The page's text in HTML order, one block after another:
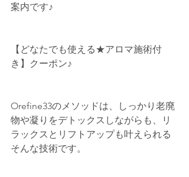
案内です♪
【どなたでも使える★アロマ施術付
き】クーポン♪
Orefine33のメソッドは、しっかり老廃
物や凝りをデトックスしながらも、リ
ラックスとリフトアップも叶えられる
そんな技術です。